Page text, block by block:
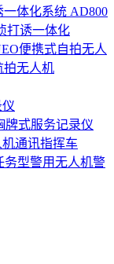
AD800
打诱一体化
便携式自拍无人
拍无人机
仪
牌式服务记录仪
通讯指挥车
务型警用无人机警